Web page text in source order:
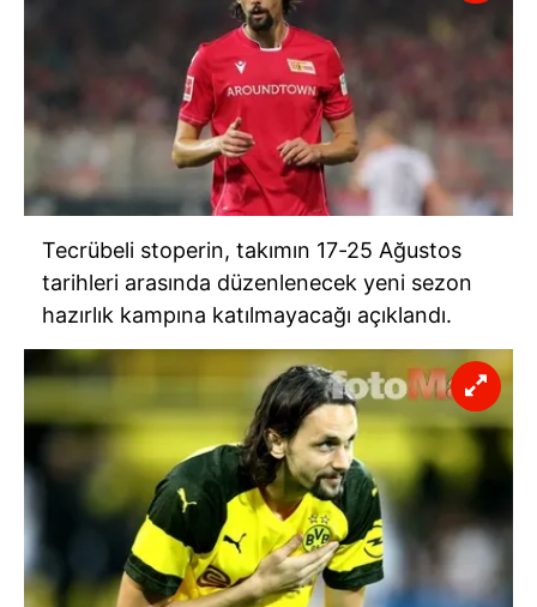
ilgili mevzuata uygun olarak kullanılan çerezlerle ilgili bilgi
tıklayınız.
Tecrübeli stoperin, takımın 17-25 Ağustos
tarihleri arasında düzenlenecek yeni sezon
hazırlık kampına katılmayacağı açıklandı.